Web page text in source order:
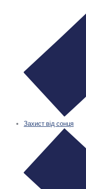
Захист від сонця